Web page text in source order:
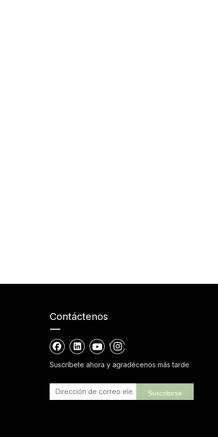
Contáctenos
Suscríbete ahora y agradécenos más tarde
Suscribirse